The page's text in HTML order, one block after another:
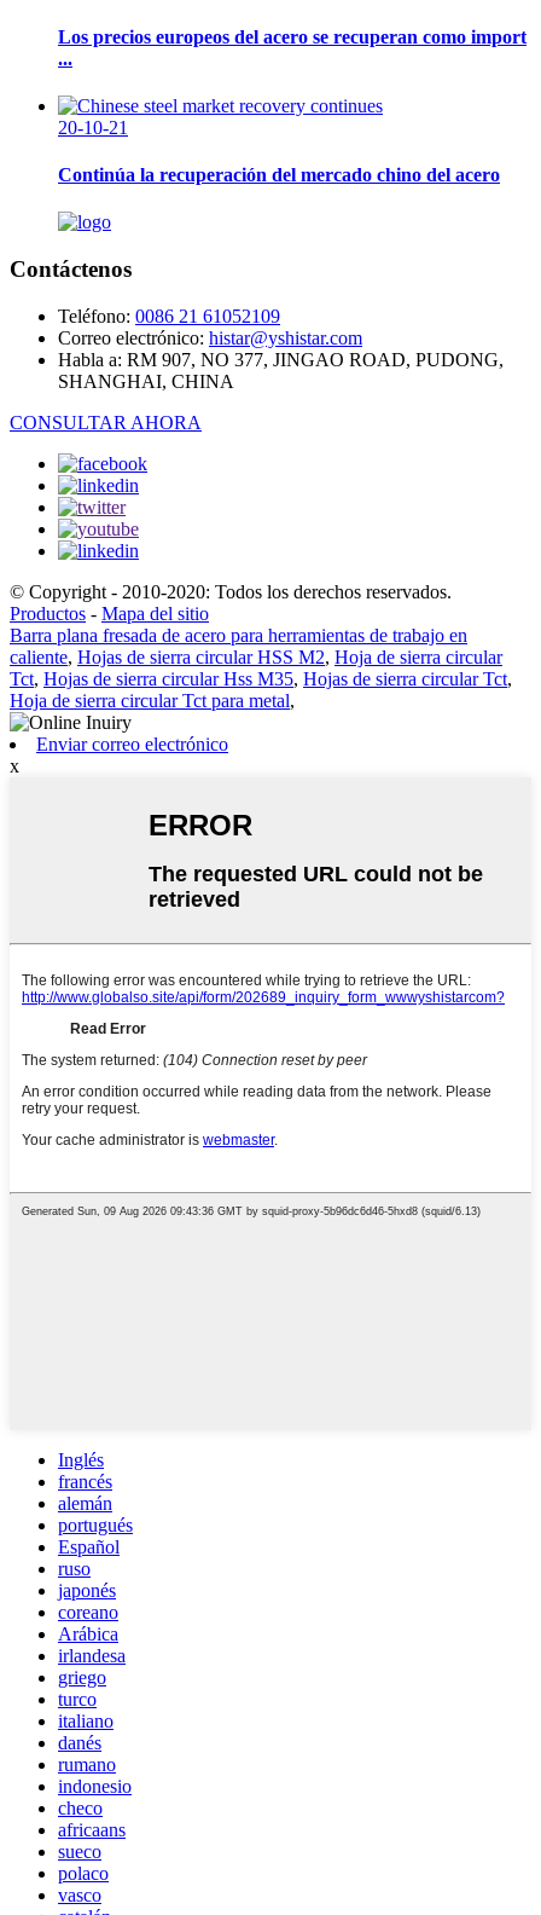
Los precios europeos del acero se recuperan como import
...
20-10-21
Continúa la recuperación del mercado chino del acero
Contáctenos
Teléfono: 0086 21 61052109
Correo electrónico: histar@yshistar.com
Habla a: RM 907, NO 377, JINGAO ROAD, PUDONG,
SHANGHAI, CHINA
CONSULTAR AHORA
© Copyright - 2010-2020: Todos los derechos reservados.
Productos - Mapa del sitio
Barra plana fresada de acero para herramientas de trabajo en
caliente, Hojas de sierra circular HSS M2, Hoja de sierra circular
Tct, Hojas de sierra circular Hss M35, Hojas de sierra circular Tct,
Hoja de sierra circular Tct para metal,
Enviar correo electrónico
x
Inglés
francés
alemán
portugués
Español
ruso
japonés
coreano
Arábica
irlandesa
griego
turco
italiano
danés
rumano
indonesio
checo
africaans
sueco
polaco
vasco